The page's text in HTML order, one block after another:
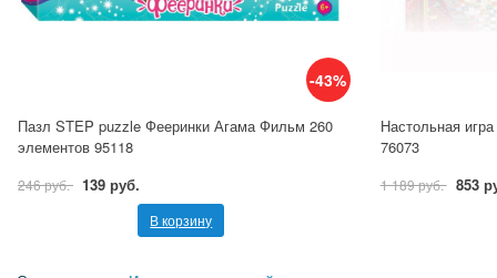
-43%
Пазл STEP puzzle Фееринки Агама Фильм 260
элементов 95118
246 руб. 139 руб.
В корзину
Настольная
76073
1 189 руб. 853